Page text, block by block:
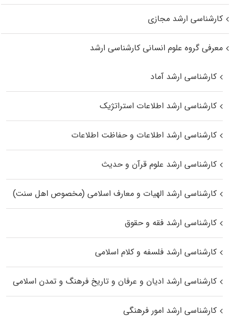
کارشناسی ارشد مجازی
معرفی گروه علوم انسانی کارشناسی ارشد
کارشناسی ارشد آماد
کارشناسی ارشد اطلاعات استراتژیک
کارشناسی ارشد اطلاعات و حفاظت اطلاعات
کارشناسی ارشد علوم قرآن و حدیث
کارشناسی ارشد الهیات و معارف اسلامی (مخصوص اهل سنت)
کارشناسی ارشد فقه و حقوق
کارشناسی ارشد فلسفه و کلام اسلامی
کارشناسی ارشد ادیان و عرفان و تاریخ فرهنگ و تمدن اسلامی
کارشناسی ارشد امور فرهنگی